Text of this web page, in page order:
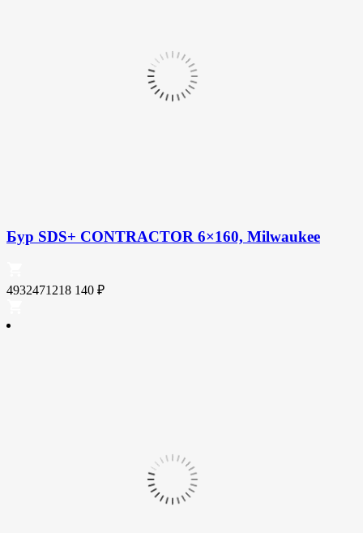
Бур SDS+ CONTRACTOR 6×160, Milwaukee
4932471218 140 ₽